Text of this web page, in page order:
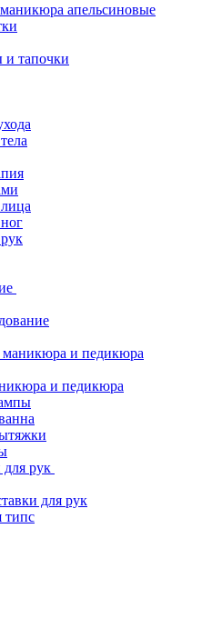
апельсиновые
и тапочки
и педикюра
и педикюра
рук
для рук
типс